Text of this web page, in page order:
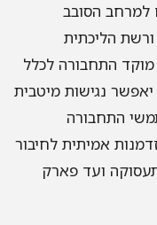
למרחב הסובב
ורשת הליכתית
מוקד התחבורה לכלל
נגישות מיטבית
התחבורה
אמיתית לחיבור
ועד פארק